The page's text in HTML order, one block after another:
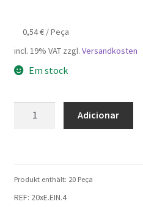
0,54€ /Peça
incl. 19% VAT zzgl. Versandkosten
Em stock
manga
de
Adicionar
Produkt enthält: 20 Peça
REF: 20xE.EIN.4